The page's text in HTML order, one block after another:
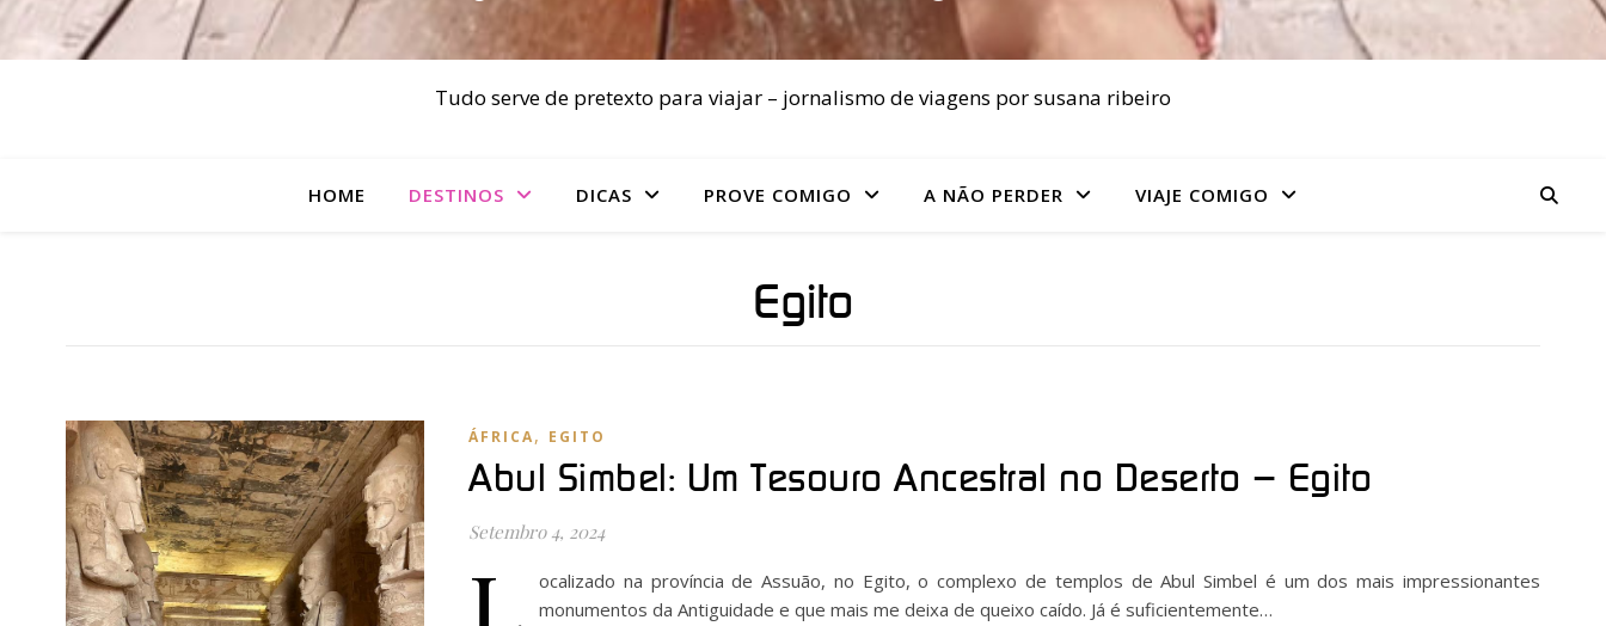
Tudo serve de pretexto para viajar – jornalismo de viagens por susana ribeiro
HOME DESTINOS DICAS PROVE COMIGO A NÃO PERDER VIAJE COMIGO
Egito
ÁFRICA, EGITO
Abul Simbel: Um Tesouro Ancestral no Deserto – Egito
Setembro 4, 2024
ocalizado na província de Assuão, no Egito, o complexo de templos de Abul Simbel é um dos mais impressionantes
monumentos da Antiguidade e que mais me deixa de queixo caído. Já é suficientemente…